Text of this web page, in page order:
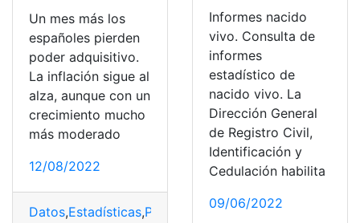
Un mes más los
españoles pierden
poder adquisitivo.
La inflación sigue al
alza, aunque con un
crecimiento mucho
más moderado
12/08/2022
Datos,Estadísticas,Precio Productos ,salarios
Informes nacido
vivo. Consulta de
informes
estadístico de
nacido vivo. La
Dirección General
de Registro Civil,
Identificación y
Cedulación habilita
09/06/2022